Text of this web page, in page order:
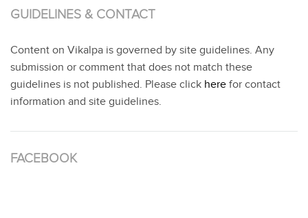
GUIDELINES & CONTACT
Content on Vikalpa is governed by site guidelines. Any
submission or comment that does not match these
guidelines is not published. Please click here for contact
information and site guidelines.
FACEBOOK